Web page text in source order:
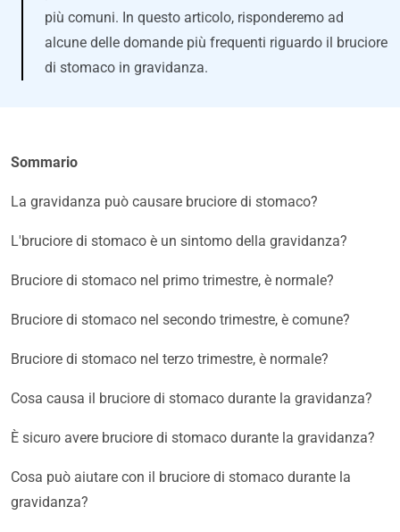
più comuni. In questo articolo, risponderemo ad
alcune delle domande più frequenti riguardo il bruciore
di stomaco in gravidanza.
Sommario
La gravidanza può causare bruciore di stomaco?
L'bruciore di stomaco è un sintomo della gravidanza?
Bruciore di stomaco nel primo trimestre, è normale?
Bruciore di stomaco nel secondo trimestre, è comune?
Bruciore di stomaco nel terzo trimestre, è normale?
Cosa causa il bruciore di stomaco durante la gravidanza?
È sicuro avere bruciore di stomaco durante la gravidanza?
Cosa può aiutare con il bruciore di stomaco durante la
gravidanza?